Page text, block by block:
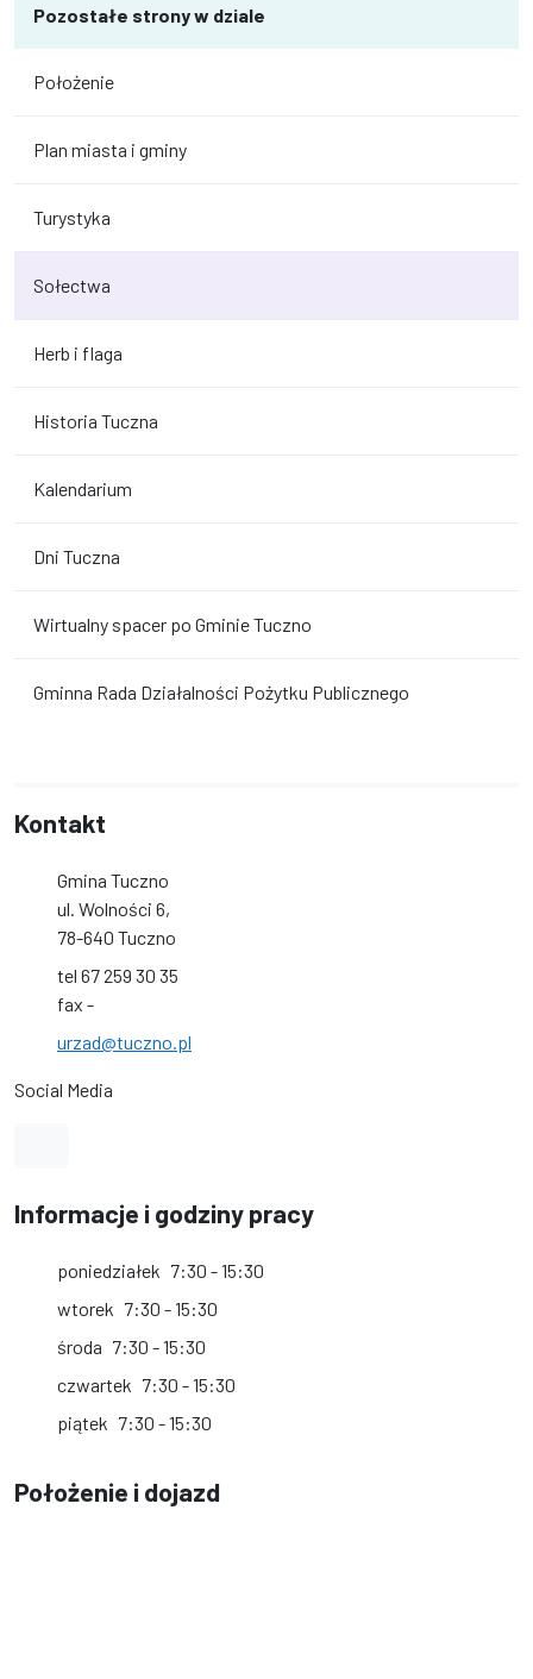
Pozostałe strony w dziale
Położenie
Plan miasta i gminy
Turystyka
Sołectwa
Herb i flaga
Historia Tuczna
Kalendarium
Dni Tuczna
Wirtualny spacer po Gminie Tuczno
Gminna Rada Działalności Pożytku Publicznego
Kontakt
Gmina Tuczno
ul. Wolności 6,
78-640 Tuczno
tel 67 259 30 35
fax -
urzad@tuczno.pl
Social Media
Informacje i godziny pracy
poniedziałek 7:30 - 15:30
wtorek 7:30 - 15:30
środa 7:30 - 15:30
czwartek 7:30 - 15:30
piątek 7:30 - 15:30
Położenie i dojazd